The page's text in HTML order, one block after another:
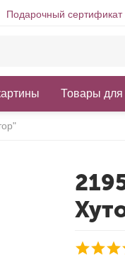
Подарочный сертификат
Товары для